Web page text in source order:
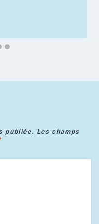
publiée. Les champs